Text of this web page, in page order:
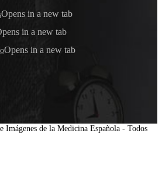
Opens in a new tab
in a new tab
Opens in a new tab
de la Medicina Española - Todos